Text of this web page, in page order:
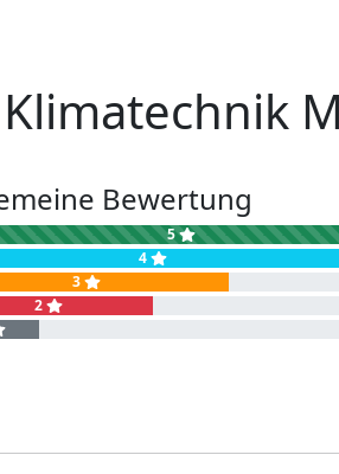
Bewertung
5
4
3
2